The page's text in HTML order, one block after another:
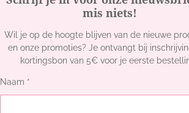
mis niets!
Wil je op de hoogte blijven van de nieuwe
en onze promoties? Je ontvangt bij
kortingsbon van 5€ voor je eerste
Naam *